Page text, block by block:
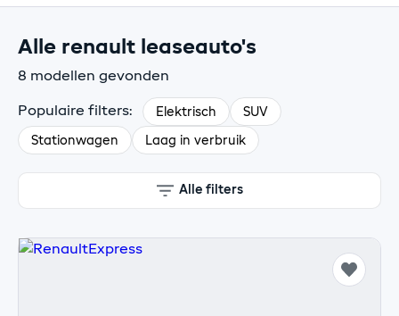
Alle renault leaseauto's
8 modellen gevonden
Populaire filters: Elektrisch SUV
Stationwagen Laag in verbruik
Alle filters